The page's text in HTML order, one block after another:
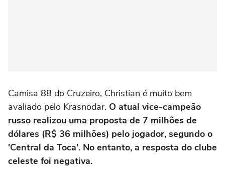
Camisa 88 do Cruzeiro, Christian é muito bem
avaliado pelo Krasnodar. O atual vice-campeão
russo realizou uma proposta de 7 milhões de
dólares (R$ 36 milhões) pelo jogador, segundo o
'Central da Toca'. No entanto, a resposta do clube
celeste foi negativa.